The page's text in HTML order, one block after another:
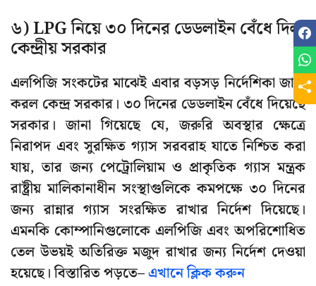
৬) LPG নিয়ে ৩০ দিনের ডেডলাইন বেঁধে দিল
কেন্দ্রীয় সরকার
এলপিজি সংকটের মাঝেই এবার বড়সড় নির্দেশিকা জারি
করল কেন্দ্র সরকার। ৩০ দিনের ডেডলাইন বেঁধে দিয়েছে
সরকার। জানা গিয়েছে যে, জরুরি অবস্থার ক্ষেত্রে
নিরাপদ এবং সুরক্ষিত গ্যাস সরবরাহ যাতে নিশ্চিত করা
যায়, তার জন্য পেট্রোলিয়াম ও প্রাকৃতিক গ্যাস মন্ত্রক
রাষ্ট্রীয় মালিকানাধীন সংস্থাগুলিকে কমপক্ষে ৩০ দিনের
জন্য রান্নার গ্যাস সংরক্ষিত রাখার নির্দেশ দিয়েছে।
এমনকি কোম্পানিগুলোকে এলপিজি এবং অপরিশোধিত
তেল উভয়ই অতিরিক্ত মজুদ রাখার জন্য নির্দেশ দেওয়া
হয়েছে। বিস্তারিত পড়তে–এখানে ক্লিক করুন